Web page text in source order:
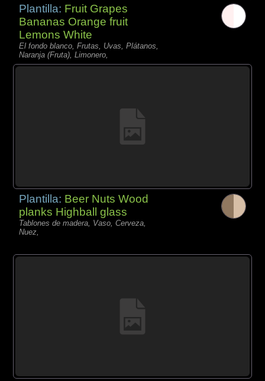
Plantilla: Fruit Grapes
Bananas Orange fruit
Lemons White
El fondo blanco, Frutas, Uvas, Plátanos,
Naranja (Fruta), Limonero,
Plantilla: Beer Nuts Wood
planks Highball glass
Tablones de madera, Vaso, Cerveza,
Nuez,